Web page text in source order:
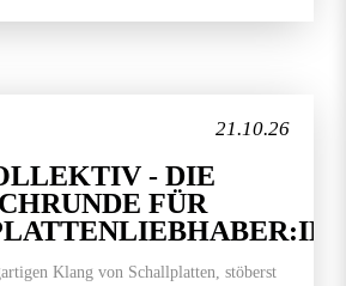
21.10.26
- DIE
FÜR
Klang von Schallplatten, stöberst